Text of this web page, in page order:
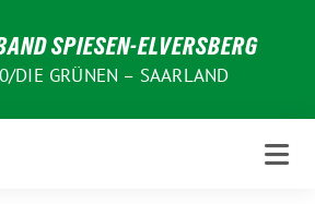
SPIESEN-ELVERSBERG
DIE GRÜNEN – SAARLAND